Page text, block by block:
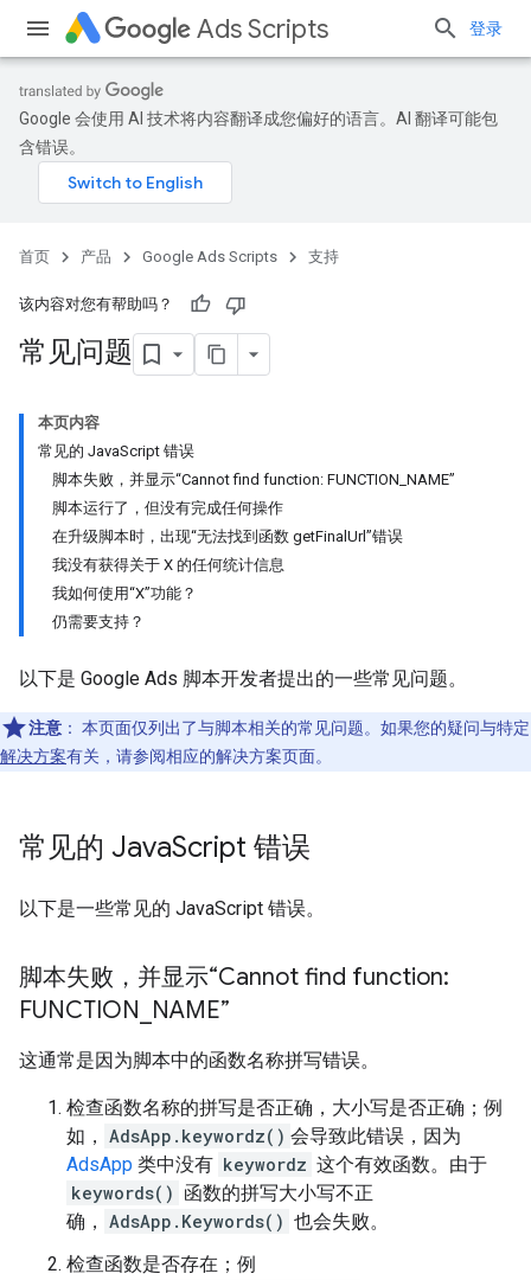
Ads Scripts 登录
Google 会使用 AI 技术将内容翻译成您偏好的语言。AI 翻译可能包
含错误。
首页 产品 Google Ads Scripts 支持
该内容对您有帮助吗？
常见问题
本页内容
常见的 JavaScript 错误
脚本失败，并显示“Cannot find function: FUNCTION_NAME”
脚本运行了，但没有完成任何操作
在升级脚本时，出现“无法找到函数 getFinalUrl”错误
我没有获得关于 X 的任何统计信息
我如何使用“X”功能？
仍需要支持？
以下是 Google Ads 脚本开发者提出的一些常见问题。
注意 ： 本页面仅列出了与脚本相关的常见问题。如果您的疑问与特定
解决方案有关，请参阅相应的解决方案页面。
常见的 JavaScript 错误
以下是一些常见的 JavaScript 错误。
脚本失败，并显示“Cannot find function:
FUNCTION NAME”
这通常是因为脚本中的函数名称拼写错误。
检查函数名称的拼写是否正确，大小写是否正确；例
如， AdsApp.keywordz() 会导致此错误，因为
AdsApp 类中没有 keywordz 这个有效函数。由于
keywords() 函数的拼写大小写不正
确， AdsApp.Keywords() 也会失败。
检查函数是否存在；例